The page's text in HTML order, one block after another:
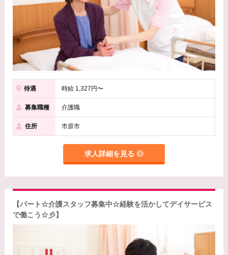
待遇 時給 1,327円〜
募集職種 介護職
住所 市原市
求人詳細を見る
【パート☆介護スタッフ募集中☆経験を活かしてデイサービス
で働こう☆彡】